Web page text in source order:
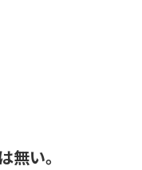
無い。